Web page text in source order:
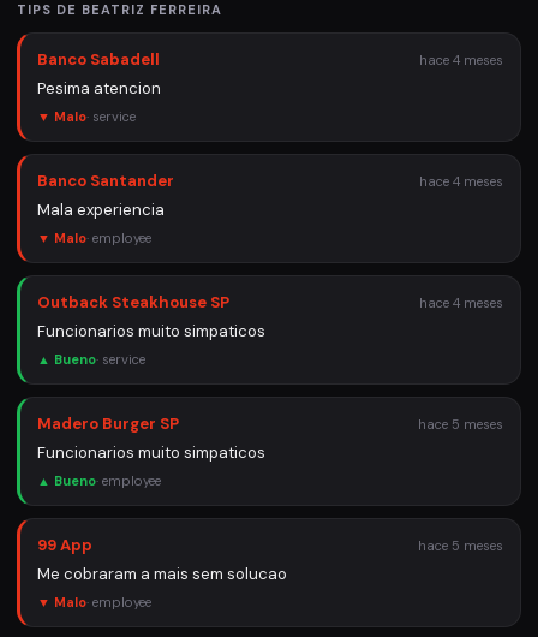
TIPS DE BEATRIZ FERREIRA
Banco Sabadell hace 4 meses
Pesima atencion
▼ Malo· service
Banco Santander hace 4 meses
Mala experiencia
▼ Malo· employee
Outback Steakhouse SP hace 4 meses
Funcionarios muito simpaticos
▲ Bueno· service
Madero Burger SP hace 5 meses
Funcionarios muito simpaticos
▲ Bueno· employee
99 App hace 5 meses
Me cobraram a mais sem solucao
▼ Malo· employee